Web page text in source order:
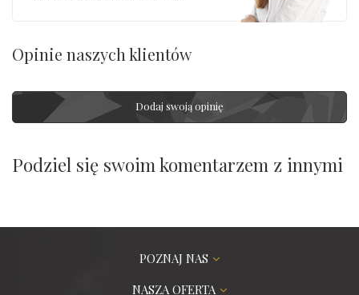
Opinie naszych klientów
Dodaj swoją opinię
Podziel się swoim komentarzem z innymi
POZNAJ NAS
NASZA OFERTA